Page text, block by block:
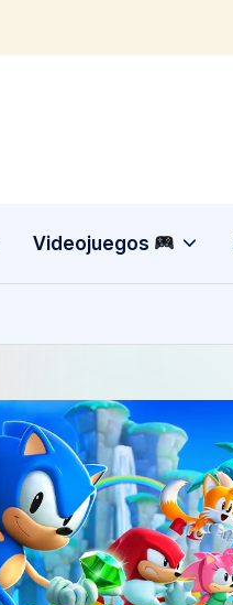
Videojuegos